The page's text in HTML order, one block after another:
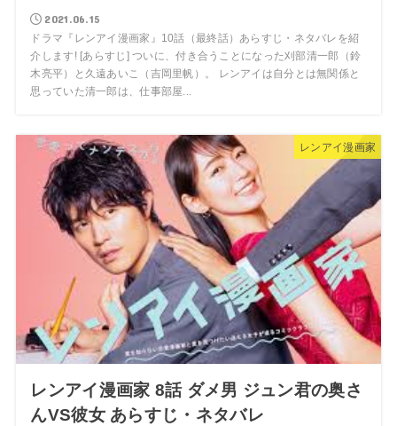
2021.06.15
ドラマ『レンアイ漫画家』10話（最終話）あらすじ・ネタバレを紹
介します! [あらすじ] ついに、付き合うことになった刈部清一郎（鈴
木亮平）と久遠あいこ（吉岡里帆）。 レンアイは自分とは無関係と
思っていた清一郎は、仕事部屋...
レンアイ漫画家
レンアイ漫画家 8話 ダメ男 ジュン君の奥さ
んVS彼女 あらすじ・ネタバレ